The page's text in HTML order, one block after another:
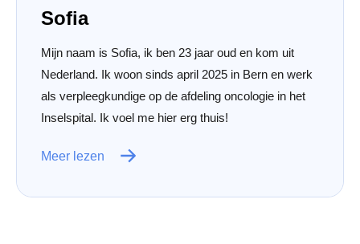
Sofia
Mijn naam is Sofia, ik ben 23 jaar oud en kom uit
Nederland. Ik woon sinds april 2025 in Bern en werk
als verpleegkundige op de afdeling oncologie in het
Inselspital. Ik voel me hier erg thuis!
Meer lezen